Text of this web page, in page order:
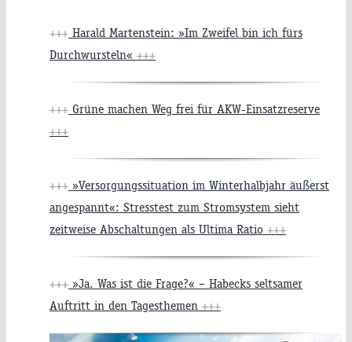
+++ Harald Martenstein: »Im Zweifel bin ich fürs
Durchwursteln« +++
+++ Grüne machen Weg frei für AKW-Einsatzreserve
+++
+++ »Versorgungssituation im Winterhalbjahr äußerst
angespannt«: Stresstest zum Stromsystem sieht
zeitweise Abschaltungen als Ultima Ratio +++
+++ »Ja. Was ist die Frage?« – Habecks seltsamer
Auftritt in den Tagesthemen +++